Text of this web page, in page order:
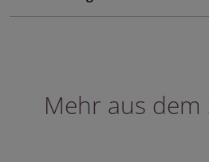
Mehr aus